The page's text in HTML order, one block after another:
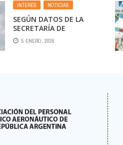
INTERÉS NOTICIAS
SEGÚN DATOS DE LA
SECRETARÍA DE
HACIENDA, AL FINALIZAR
EL 3º TRIMESTRE, TRES
5 ENERO, 2026